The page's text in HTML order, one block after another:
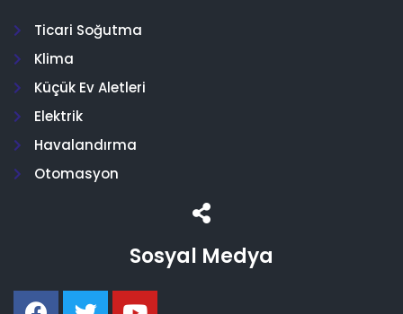
Ticari Soğutma
Klima
Küçük Ev Aletleri
Elektrik
Havalandırma
Otomasyon
Sosyal Medya